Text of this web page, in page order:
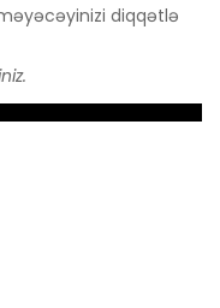
diqqətlə